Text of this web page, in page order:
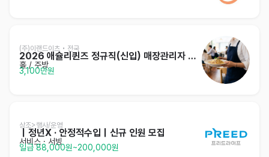
(주)이랜드이츠 • 전국
2026 애슐리퀸즈 정규직(신입) 매장관리자 채용
홀 / 주방
3,100만원
상조>행사/운영
｜정년X · 안정적수입｜신규 인원 모집
서비스 · 서빙
일급 88,000원~200,000원